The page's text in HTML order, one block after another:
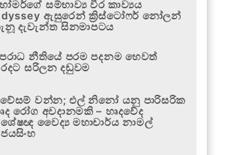
සම්භාව්‍ය වීර කාව්‍යය
ඇසුරෙන් ක්‍රිස්ටෝෆර් නෝලන්
දැවැන්ත සිනමාපටය
නීතියේ පරම පදනම හෙවත්
සරිලන දඬුවම
වන්න; එල් නිනෝ යනු පාරිසරික
රෝග අවදානමකි – හෘදවේද
වෛද්‍ය මහාචාර්ය නාමල්